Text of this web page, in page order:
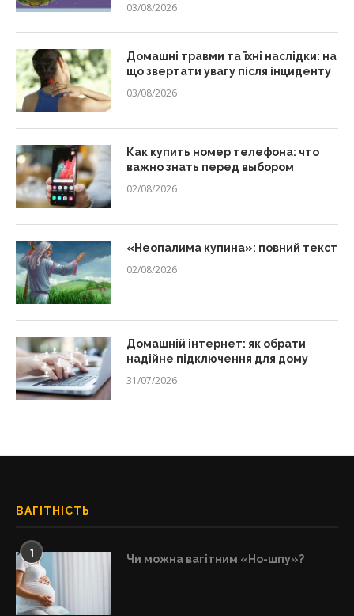
03/08/2026
Домашні травми та їхні наслідки: на
що звертати увагу після інциденту
03/08/2026
Как купить номер телефона: что
важно знать перед выбором
02/08/2026
«Неопалима купина»: повний текст
02/08/2026
Домашній інтернет: як обрати
надійне підключення для дому
31/07/2026
ВАГІТНІСТЬ
1 Чи можна вагітним «Но-шпу»?